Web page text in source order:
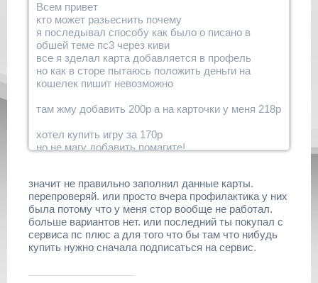
Всем привет
кто может разьеснить почему
я последывал способу как было о писано в
обшей теме пс3 через киви
все я зделал карта добавляется в профель
но как в сторе пытаюсь положить деньги на
кошелек пишит невозможно
там жму добавить 200р а на карточки у меня 218р
хотел купить игру за 170р
но не магу добавить помагите!
значит не правильно заполнил данные карты.
перепроверяй. или просто вчера профилактика у них
была потому что у меня стор вообще не работал.
больше вариантов нет. или последний ты покупал с
сервиса пс плюс а для того что бы там что нибудь
купить нужно сначала подписаться на сервис.